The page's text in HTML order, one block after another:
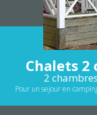
Chalets 2
2
Pour un sejour en